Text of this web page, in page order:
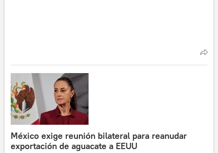
México exige reunión bilateral para reanudar
exportación de aguacate a EEUU